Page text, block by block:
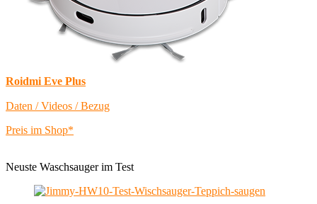
Roidmi Eve Plus
Daten / Videos / Bezug
Preis im Shop*
Neuste Waschsauger im Test